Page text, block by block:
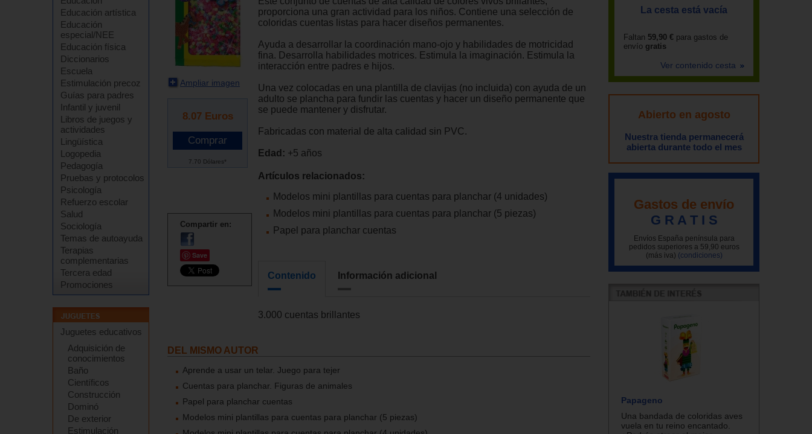
Educación artística
Educación
especial/NEE
Educación física
Diccionarios
Escuela
Estimulación precoz
Guías para padres
Infantil y juvenil
Libros de juegos y
actividades
Lingüística
Logopedia
Pedagogía
Pruebas y protocolos
Psicología
Refuerzo escolar
Salud
Sociología
Temas de autoayuda
Terapias
complementarias
Tercera edad
Promociones
Juguetes educativos
Adquisición de
conocimientos
Baño
Científicos
Construcción
Dominó
De exterior
Estimulación
Ampliar imagen
8.07 Euros
7.70 Dólares*
Compartir en:
Save
proporciona una gran actividad para los niños. Contiene una selección de
coloridas cuentas listas para hacer diseños permanentes.
Ayuda a desarrollar la coordinación mano-ojo y habilidades de motricidad
fina. Desarrolla habilidades motrices. Estimula la imaginación. Estimula la
interacción entre padres e hijos.
Una vez colocadas en una plantilla de clavijas (no incluida) con ayuda de un
adulto se plancha para fundir las cuentas y hacer un diseño permanente que
se puede mantener y disfrutar.
Fabricadas con material de alta calidad sin PVC.
Edad: +5 años
Artículos relacionados:
Modelos mini plantillas para cuentas para planchar (4 unidades)
Modelos mini plantillas para cuentas para planchar (5 piezas)
Papel para planchar cuentas
Contenido Información adicional
3.000 cuentas brillantes
DEL MISMO AUTOR
Aprende a usar un telar. Juego para tejer
Cuentas para planchar. Figuras de animales
Papel para planchar cuentas
Modelos mini plantillas para cuentas para planchar (5 piezas)
La cesta está vacía
Faltan 59,90 € para gastos de
envío gratis
Ver contenido cesta
Abierto en agosto
Nuestra tienda permanecerá
abierta durante todo el mes
Gastos de envío
G R A T I S
Envíos España península para
pedidos superiores a 59,90 euros
(más iva) (condiciones)
Papageno
Una bandada de coloridas aves
vuela en tu reino encantado.